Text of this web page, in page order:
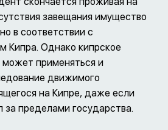
завещания имущество
в соответствии с
Кипра. Однако кипрское
может применяться и
движимого
на Кипре, даже если
пределами государства.